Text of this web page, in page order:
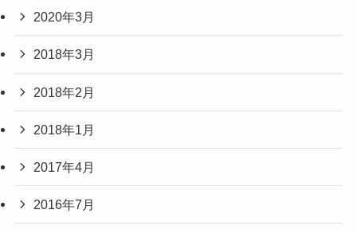
2020年3月
2018年3月
2018年2月
2018年1月
2017年4月
2016年7月